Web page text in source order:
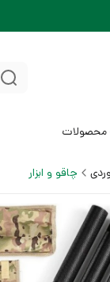
محصولات
چاقو و ابزار